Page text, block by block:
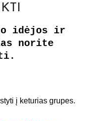
idėjos ir
norite
į keturias grupes.